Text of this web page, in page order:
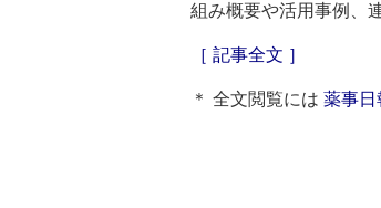
組み概要や活用事例、
［ 記事全文 ］
＊ 全文閲覧には 薬事日